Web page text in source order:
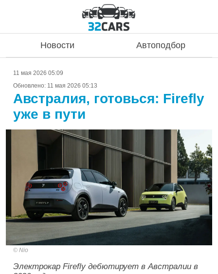
Новости Автоподбор
11 мая 2026 05:09
Обновлено: 11 мая 2026 05:13
Австралия, готовься: Firefly
уже в пути
Nio
Электрокар Firefly дебютирует в Австралии в